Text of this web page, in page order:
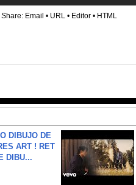
Share: Email • URL • Editor • HTML
DIBUJO DE
ART ! RET
DIBU...